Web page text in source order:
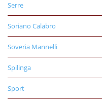
Serre
Soriano Calabro
Soveria Mannelli
Spilinga
Sport